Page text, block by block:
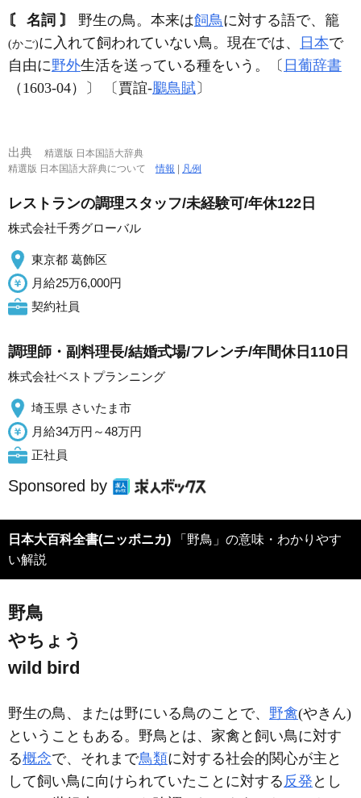
〘 名詞 〙 野生の鳥。本来は飼鳥に対する語で、籠
(かご)に入れて飼われていない鳥。現在では、 日本で
自由に野外生活を送っている種をいう。〔 日葡辞書
（1603‐04）〕 〔賈誼‐鵩鳥賦 〕
出典
精選版 日本国語大辞典
精選版 日本国語大辞典について情報 凡例
レストランの調理スタッフ/未経験可/年休122日
株式会社千秀グローバル
東京都 葛飾区
月給25万6,000円
契約社員
調理師・副料理長/結婚式場/フレンチ/年間休日110日
株式会社ベストプランニング
埼玉県 さいたま市
月給34万円～48万円
正社員
Sponsored by
日本大百科全書(ニッポニカ)
い解説
野鳥
やちょう
wild bird
野生の鳥、または野にいる鳥のことで、 野禽(やきん)
ということもある。野鳥とは、家禽と飼い鳥に対す
る概念で、それまで鳥類に対する社会的関心が主と
して飼い鳥に向けられていたことに対する 反発 とし